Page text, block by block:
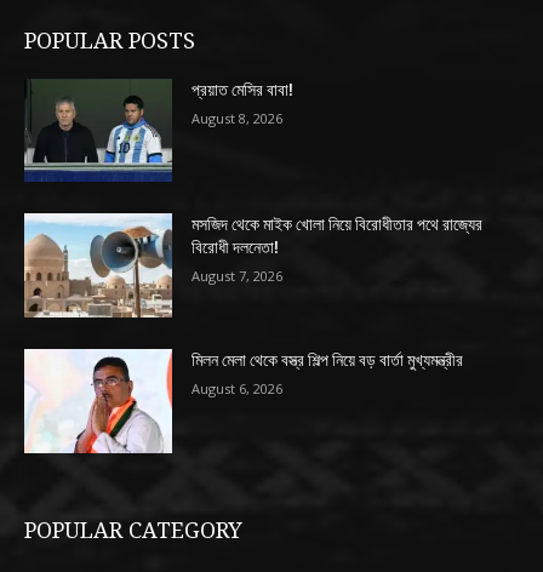
POPULAR POSTS
প্রয়াত মেসির বাবা!
August 8, 2026
মসজিদ থেকে মাইক খোলা নিয়ে বিরোধীতার পথে রাজ্যের
বিরোধী দলনেতা!
August 7, 2026
মিলন মেলা থেকে বস্ত্র শিল্প নিয়ে বড় বার্তা মুখ্যমন্ত্রীর
August 6, 2026
POPULAR CATEGORY